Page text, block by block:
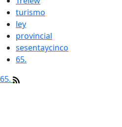
turismo
ley
provincial
sesentaycinco
65.
65.